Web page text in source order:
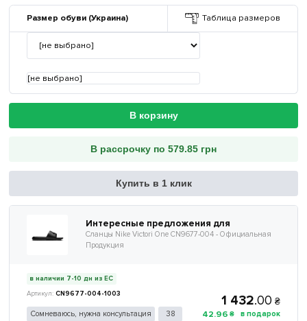
Размер обуви (Украина) Таблица размеров
[не выбрано]
В корзину
В рассрочку по 579.85 грн
Купить в 1 клик
Интересные предложения для
Сланцы Nike Victori One CN9677-004 - Официальная
Продукция
в наличии 7-10 дн из ЕС
CN9677-004-1003
Сомневаюсь, нужна консультация 38
1 432.00 ₴
42.96 ₴